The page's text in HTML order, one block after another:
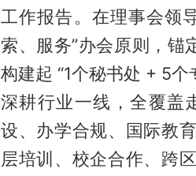
工作报告。在理事会领
索、服务”办会原则，锚
构建起 “1个秘书处 + 5
深耕行业一线，全覆盖
设、办学合规、国际教
层培训、校企合作、跨